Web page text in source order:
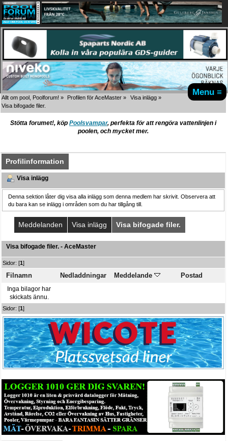
Menu ≡
Allt om pool, Poolforum! » Profilen för AceMaster » Visa inlägg»
Visa bifogade filer.
Stötta forumet!, köp Poolsvampar, perfekta för att rengöra vattenlinjen i
poolen, och mycket mer.
Profilinformation
Visa inlägg
Denna sektion låter dig visa alla inlägg som denna medlem har skrivit. Observera att
du bara kan se inlägg i områden som du har tillgång till.
Meddelanden Visa inlägg Visa bifogade filer.
Visa bifogade filer. - AceMaster
Sidor: [1]
Filnamn Nedladdningar Meddelande Postad
Inga bilagor har
skickats ännu.
Sidor: [1]